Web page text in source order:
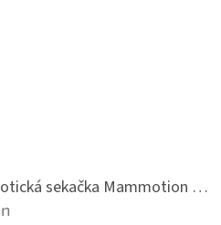
Bezdrátová robotická sekačka Mammotion LUBA mini 2 1500
je 5 z 5 hvězdiček.